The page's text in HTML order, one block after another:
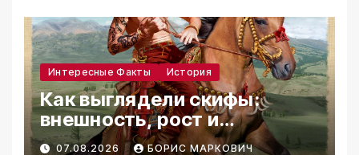
Интересные Факты История
Как выглядели скифы:
внешность, рост и
реконструкции
07.08.2026 БОРИС МАРКОВИЧ